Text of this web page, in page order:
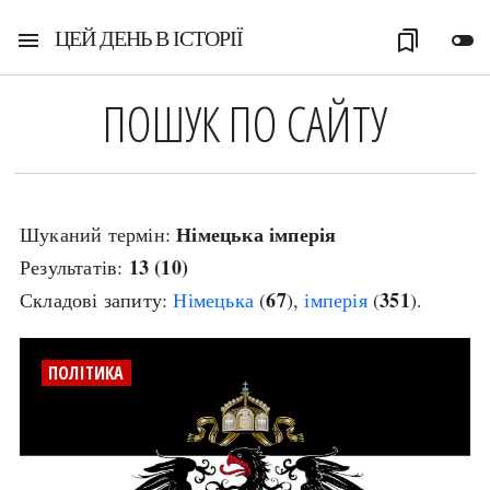
menu ЦЕЙ ДЕНЬ В ІСТОРІЇ toggle_off
bookmarks
ПОШУК ПО САЙТУ
Шуканий термін:Німецька імперія
Результатів: 13 (10)
Складові запиту:Німецька(67),імперія(351).
ПОЛІТИКА